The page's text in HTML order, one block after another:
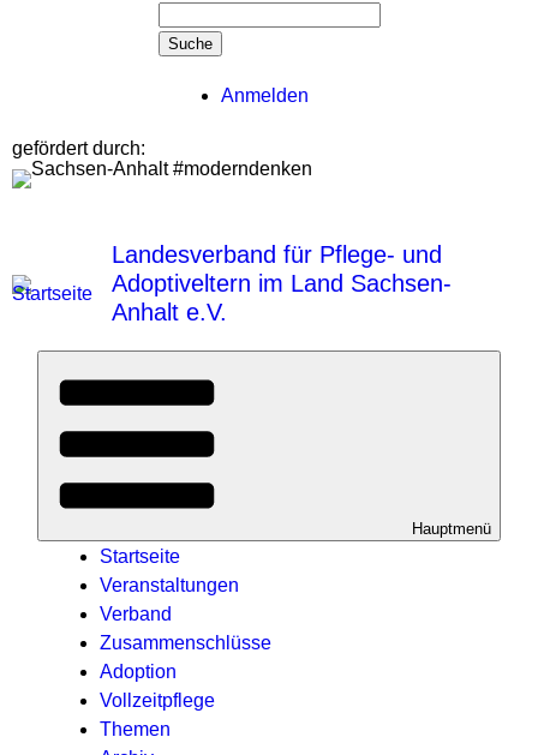
Suchformular
Benutzermenü
Anmelden
gefördert durch:
Landesverband für Pflege- und
Adoptiveltern im Land Sachsen-
Anhalt e.V.
Hauptmenü
Startseite
Veranstaltungen
Verband
Zusammenschlüsse
Adoption
Vollzeitpflege
Themen